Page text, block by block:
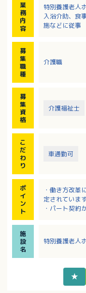
業
務
内
容
特別養護老人
入浴介助、食
施などに従事
募
集
職
種
介護職
募
集
資
格
介護福祉士
こ
だ
わ
り
車通勤可
ポ
イ
ン
ト
・働き方改革
定されていま
・パート契約
な法人です！
・連続5日の
施
設
名
特別養護老人
★